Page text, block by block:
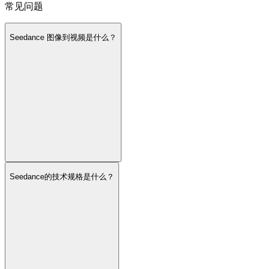
常见问题
Seedance 图像到视频是什么？
Seedance的技术规格是什么？